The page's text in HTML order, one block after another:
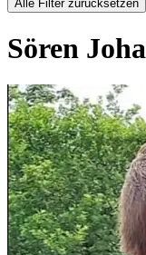
Alle Filter zurücksetzen
Sören